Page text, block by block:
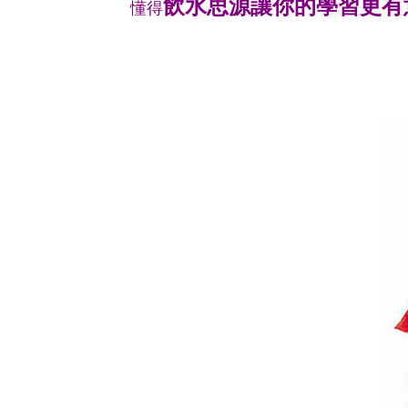
懂得飲水思源讓你的學習更